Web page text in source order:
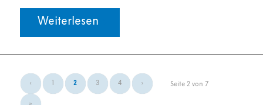
Weiterlesen
Seite 2 von 7
‹ 2 3 4 ›